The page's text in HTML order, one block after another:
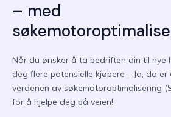
– med
Når du ønsker å ta bedriften din til nye
deg flere potensielle kjøpere – Ja, da
verdenen av søkemotoroptimalisering
for å hjelpe deg på veien!